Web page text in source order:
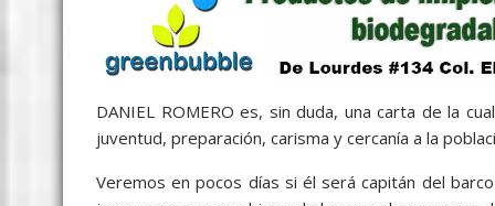
DANIEL ROMERO es, sin duda, una carta de la
juventud, preparación, carisma y cercanía a la
Veremos en pocos días si él será capitán del